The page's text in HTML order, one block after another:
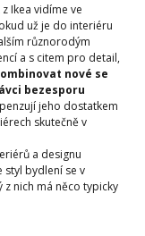
Ikea vidíme ve
už je do interiéru
různorodým
a s citem pro detail,
nové se
bezesporu
jeho dostatkem
skutečně v
a designu
styl bydlení se v
z nich má něco typicky